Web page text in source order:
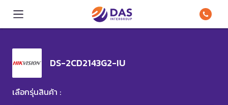
DS-2CD2143G2-IU
เลือกรุ่นสินค้า :